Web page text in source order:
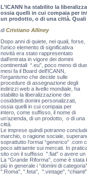
L'ICANN ha stabilito la
ossia quelli in cui compaia per
un prodotto, o di una città.
diCristiano Alliney
Dopo anni di quiete, nei quali, forse,
l’unico elemento di significativa
novità era stato rappresentato
dall’entrata in vigore dei domini
continentali “.eu”, poco meno di due
mesi fa il Board dell'ICANN,
l’organismo che decide sulle
procedure di assegnazione degli
indirizzi web a livello mondiale, ha
stabilito la liberalizzazione dei
cosiddetti domini personalizzati,
ossia quelli in cui compaia per
intero, come suffisso, il nome di
un’azienda, di un prodotto, o di una
città.
Le imprese quindi potranno
marchio, o ragione sociale,
soprattutto l’ormai “generico”
poco attraente sui mercati. In
sito con il suffisso ".fiat" o avere
La “Grande Riforma", come è
più in generale i “domini di
".Roma", ".feta", ".vintage",